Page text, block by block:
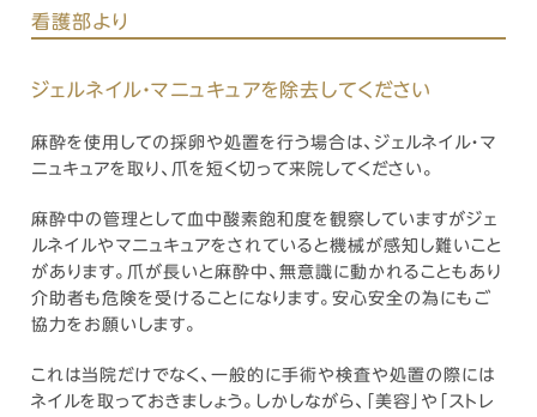
看護部より
ジェルネイル・マニュキュアを除去してください
麻酔を使用しての採卵や処置を行う場合は、ジェルネイル・マ
ニュキュアを取り、爪を短く切って来院してください。
麻酔中の管理として血中酸素飽和度を観察していますがジェ
ルネイルやマニュキュアをされていると機械が感知し難いこと
があります。爪が長いと麻酔中、無意識に動かれることもあり
介助者も危険を受けることになります。安心安全の為にもご
協力をお願いします。
これは当院だけでなく、一般的に手術や検査や処置の際には
ネイルを取っておきましょう。しかしながら、「美容」や「ストレ